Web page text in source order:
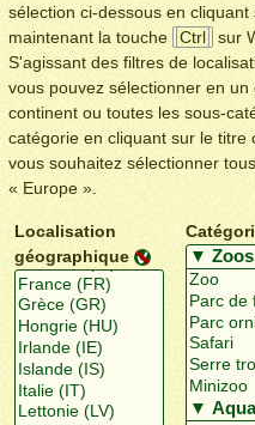
sélection ci-dessous en
maintenant la touche
Ctrl sur
S'agissant des filtres de
vous pouvez sélectionner en
continent ou toutes les sous-
catégorie en cliquant sur le
vous souhaitez sélectionner
« Europe ».
Localisation
géographique